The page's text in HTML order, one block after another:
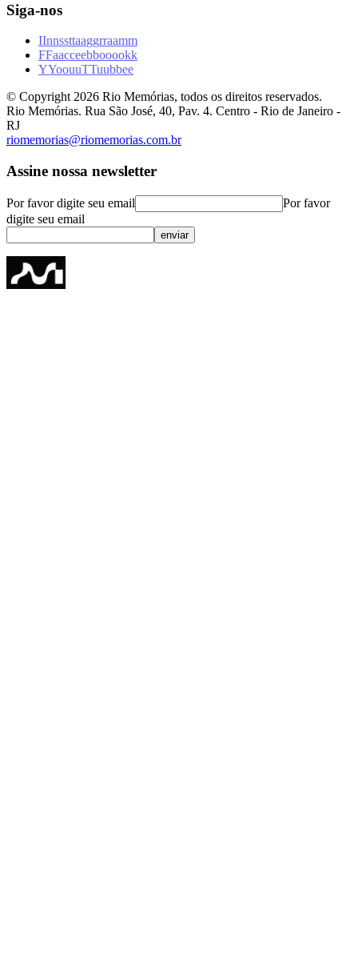
Siga-nos
IInnssttaaggrraamm
FFaacceebbooookk
YYoouuTTuubbee
© Copyright 2026 Rio Memórias, todos os direitos reservados.
Rio Memórias. Rua São José, 40, Pav. 4. Centro - Rio de Janeiro -
RJ
riomemorias@riomemorias.com.br
Assine nossa newsletter
Por favor digite seu email
Por favor
digite seu email
enviar